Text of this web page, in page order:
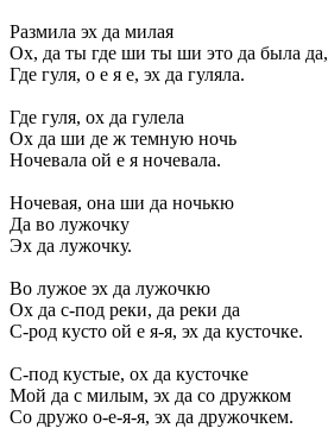
Размила эх да милая
Ох, да ты где ши ты ши это да была да,
Где гуля, о е я е, эх да гуляла.
Где гуля, ох да гулела
Ох да ши де ж темную ночь
Ночевала ой е я ночевала.
Ночевая, она ши да ночькю
Да во лужочку
Эх да лужочку.
Во лужое эх да лужочкю
Ох да с-под реки, да реки да
С-род кусто ой е я-я, эх да кусточке.
С-под кустые, ох да кусточке
Мой да с милым, эх да со дружком
Со дружо о-е-я-я, эх да дружочкем.